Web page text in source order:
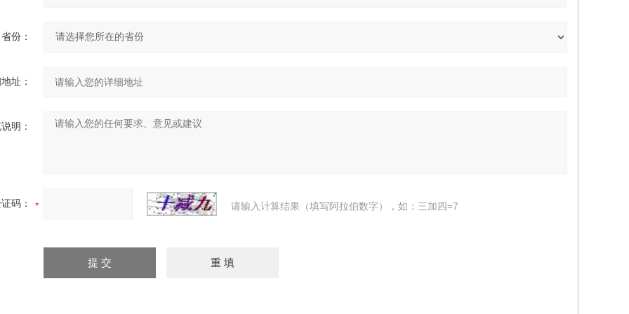
省份：
址：
明：
码： 请输入计算结果（填写阿拉伯数字），如：三加四=7